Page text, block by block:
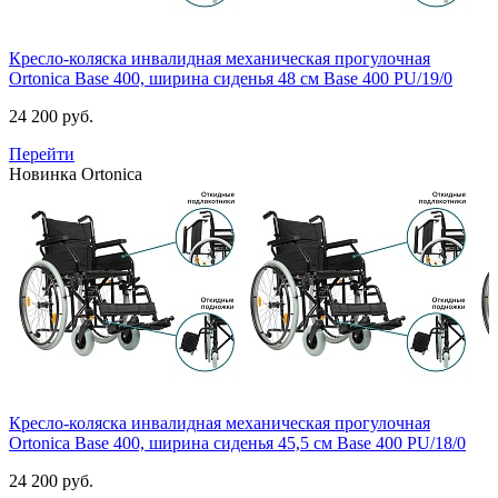
Кресло-коляска инвалидная механическая прогулочная
Ortonica Base 400, ширина сиденья 48 см Base 400 PU/19/0
24 200 руб.
Перейти
Новинка Ortonica
Кресло-коляска инвалидная механическая прогулочная
Ortonica Base 400, ширина сиденья 45,5 см Base 400 PU/18/0
24 200 руб.